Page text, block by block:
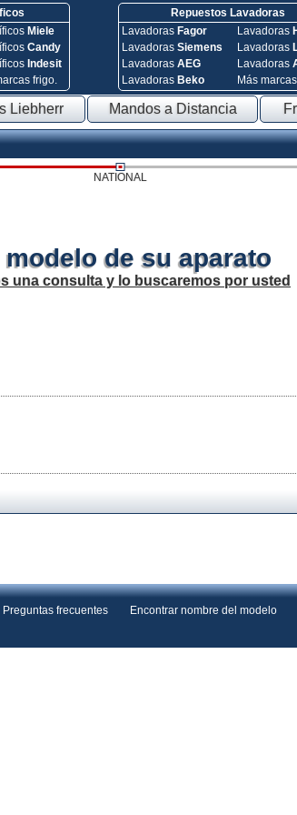
Miele
Candy
Indesit
frigo.
Repuestos Lavadoras
Lavadoras Fagor
Lavadoras Siemens
Lavadoras AEG
Lavadoras Beko
Lavadoras
Lavadoras
Lavadoras
Más
Liebherr Mandos a Distancia
NATIONAL
de su aparato
una consulta y lo buscaremos por usted
Preguntas frecuentes Encontrar nombre del modelo